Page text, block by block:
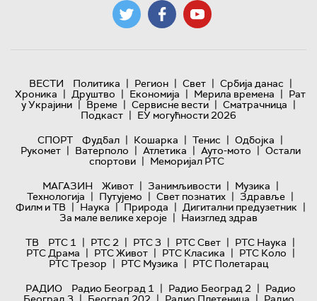
ВЕСТИ Политика | Регион | Свет | Србија данас |
Хроника | Друштво | Економија | Мерила времена | Рат
у Украјини | Време | Сервисне вести | Сматрачница |
Подкаст | ЕУ могућности 2026
СПОРТ
Фудбал | Кошарка | Тенис | Одбојка |
Рукомет | Ватерполо | Атлетика | Ауто-мото | Остали
спортови | Меморијал РТС
МАГАЗИН
Живот | Занимљивости | Музика |
Технологијa | Путујемо | Свет познатих | Здравље |
Филм и ТВ | Наука | Природа | Дигитални предузетник |
За мале велике хероје | Наизглед здрав
ТВ
РТС 1 | РТС 2 | РТС 3 | РТС Свет | РТС Наука |
РТС Драма | РТС Живот | РТС Класика | РТС Коло |
РТС Трезор | РТС Музика | РТС Полетарац
РАДИО
Радио Београд 1 | Радио Београд 2 | Радио